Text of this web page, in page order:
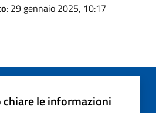
: 29 gennaio 2025, 10:17
chiare le informazioni